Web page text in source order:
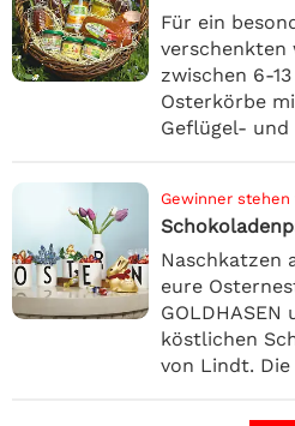
Für ein
verschenkten
zwischen 6-
Osterkörbe
Geflügel-
Gewinner
Naschkatzen
eure
GOLDHASEN
köstlichen
von Lindt.